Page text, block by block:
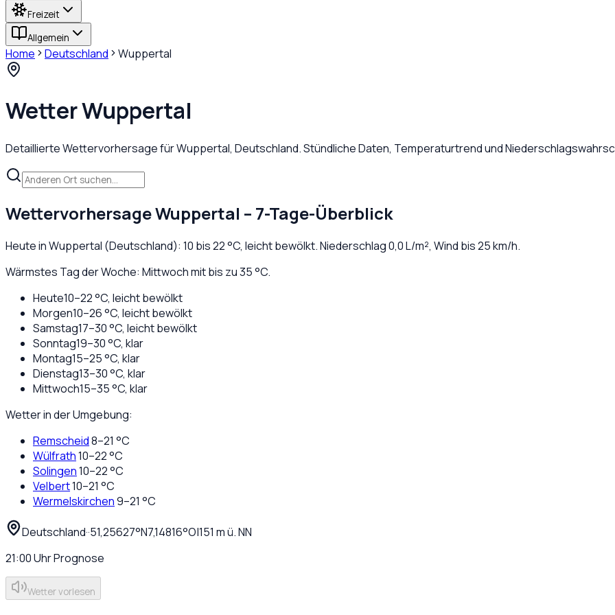
Freizeit
Allgemein
Home Deutschland Wuppertal
WetterWuppertal
Detaillierte Wettervorhersage fürWuppertal, Deutschland. Stündliche Daten, Temperaturtrend und
WettervorhersageWuppertal – 7-Tage-Überblick
Heute inWuppertal (Deutschland): 10 bis22°C, leicht bewölkt. Niederschlag0,0L/m², Wind bis25km/h.
Wärmstes Tag der Woche: Mittwoch mit bis zu 35 °C.
Heute10–22°C, leicht bewölkt
Morgen10–26°C, leicht bewölkt
Samstag17–30°C, leicht bewölkt
Sonntag19–30°C, klar
Montag15–25°C, klar
Dienstag13–30°C, klar
Mittwoch15–35°C, klar
Wetter in der Umgebung:
Remscheid8–21 °C
Wülfrath10–22°C
Solingen10–22°C
Velbert10–21 °C
Wermelskirchen9–21 °C
Deutschland··51,25627°N7,14816°O|151 m ü. NN
21:00UhrPrognose
Wetter vorlesen